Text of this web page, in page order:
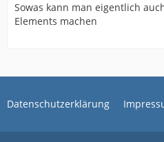
Sowas kann man eigentlich
Elements machen
Datenschutzerklärung